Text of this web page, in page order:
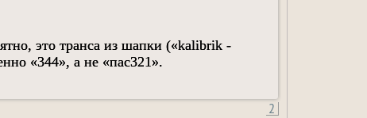
это транса из шапки («kalibrik -
«344», а не «пас321».
2